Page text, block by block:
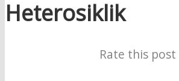
Heterosiklik
Rate this post